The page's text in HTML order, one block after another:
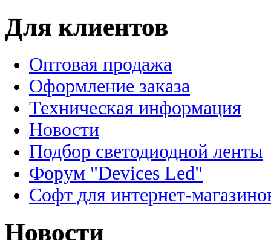
Для клиентов
Оптовая продажа
Оформление заказа
Техническая информация
Новости
Подбор светодиодной ленты
Форум "Devices Led"
Софт для интернет-
Новости